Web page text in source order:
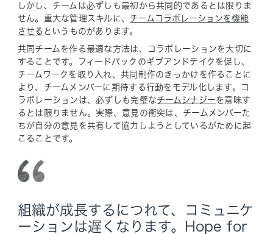
しかし、チームは必ずしも最初から共同的であるとは限りま
せん。重大な管理スキルに、 チームコラボレーションを機能
させる というものがあります。
共同チームを作る最適な方法は、コラボレーションを大切に
することです。フィードバックのギブアンドテイクを促し、
チームワークを取り入れ、共同制作のきっかけを作ることに
より、チームメンバーに期待する行動をモデル化します。コ
ラボレーションは、必ずしも完璧なチームシナジーを意味す
るとは限りません。実際、意見の衝突は、チームメンバーた
ちが自分の意見を共有して協力しようとしているがために起
こることです。
組織が成長するにつれて、コミュニケ
ーションは遅くなります。Hope for